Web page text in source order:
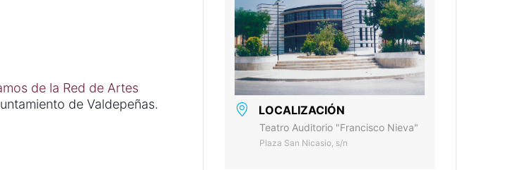
de la Red de Artes
de Valdepeñas. LOCALIZACIÓN
Teatro Auditorio "Francisco Nieva"
Plaza San Nicasio, s/n